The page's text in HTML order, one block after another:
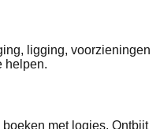
ligging, voorzieningen
helpen.
met logies. Ontbijt